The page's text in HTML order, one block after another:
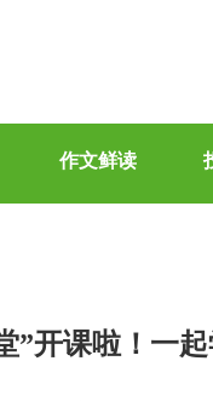
作文鲜读
”开课啦！一